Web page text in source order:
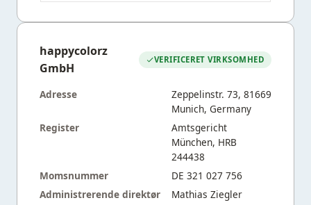
happycolorz
GmbH
VERIFICERET VIRKSOMHED
Adresse
Zeppelinstr. 73, 81669
Munich, Germany
Register
Amtsgericht
München, HRB
244438
Momsnummer
DE 321 027 756
Administrerende direktør
Mathias Ziegler